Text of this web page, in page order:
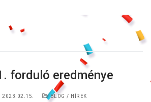
forduló eredménye
2023.02.15. BLOG / HÍREK